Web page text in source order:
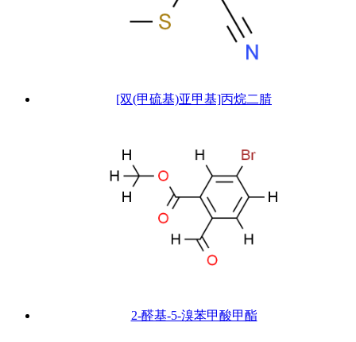
[双(甲硫基)亚甲基]丙烷二腈
2-醛基-5-溴苯甲酸甲酯